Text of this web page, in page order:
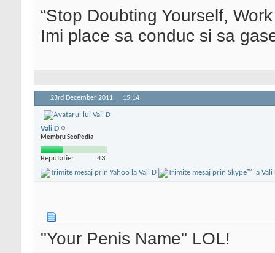
“Stop Doubting Yourself,
Imi place sa conduc si sa
23rd December 2011, 15:14
Vali D
Membru SeoPedia
Reputatie: 43
"Your Penis Name" LOL!